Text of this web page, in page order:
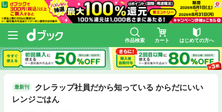
作品検索 カート はじめての方へ
最新刊
クレラップ社員だから知っている からだにいい
レンジごはん